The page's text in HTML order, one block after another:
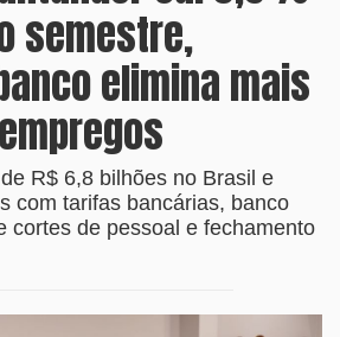
semestre,
elimina mais
R$ 6,8 bilhões no Brasil e
com tarifas bancárias, banco
cortes de pessoal e fechamento